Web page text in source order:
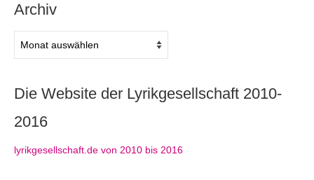
Archiv
Die Website der Lyrikgesellschaft 2010-
2016
lyrikgesellschaft.de von 2010 bis 2016